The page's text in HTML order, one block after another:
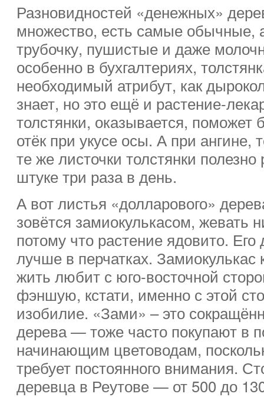
Разновидностей «денежных»
множество, есть самые обычные,
трубочку, пушистые и даже
особенно в бухгалтериях,
необходимый атрибут, как
знает, но это ещё и растение-
толстянки, оказывается, поможет
отёк при укусе осы. А при ангине,
те же листочки толстянки
штуке три раза в день.
А вот листья «долларового»
зовётся замиокулькасом, жевать
потому что растение ядовито.
лучше в перчатках. Замиокулькас
жить любит с юго-восточной
фэншую, кстати, именно с этой
изобилие. «Зами» – это
дерева — тоже часто покупают в
начинающим цветоводам,
требует постоянного внимания.
деревца в Реутове — от 500 до